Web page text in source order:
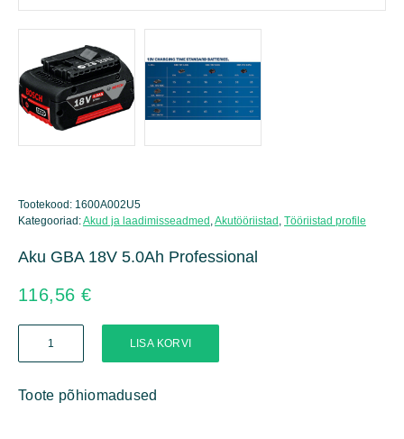
Tootekood: 1600A002U5
Kategooriad:Akud ja laadimisseadmed Akutööriistad Tööriistad profile
Aku GBA 18V 5.0Ah Professional
116,56 €
18V
Professional
LISA KORVI
Toote põhiomadused